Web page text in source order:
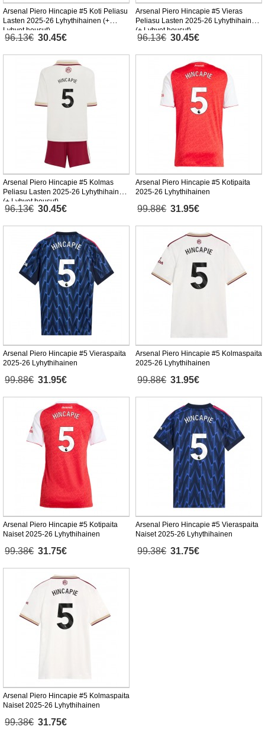
Arsenal Piero Hincapie #5 Koti Peliasu
Lasten 2025-26 Lyhythihainen (+
Lyhyet housut)
96.13€ 30.45€
Arsenal Piero Hincapie #5 Vieras
Peliasu Lasten 2025-26 Lyhythihainen
(+ Lyhyet housut)
96.13€ 30.45€
Arsenal Piero Hincapie #5 Kolmas
Peliasu Lasten 2025-26 Lyhythihainen
(+ Lyhyet housut)
96.13€ 30.45€
Arsenal Piero Hincapie #5 Kotipaita
2025-26 Lyhythihainen
99.88€ 31.95€
Arsenal Piero Hincapie #5 Vieraspaita
2025-26 Lyhythihainen
99.88€ 31.95€
Arsenal Piero Hincapie #5 Kolmaspaita
2025-26 Lyhythihainen
99.88€ 31.95€
Arsenal Piero Hincapie #5 Kotipaita
Naiset 2025-26 Lyhythihainen
99.38€ 31.75€
Arsenal Piero Hincapie #5 Vieraspaita
Naiset 2025-26 Lyhythihainen
99.38€ 31.75€
Arsenal Piero Hincapie #5 Kolmaspaita
Naiset 2025-26 Lyhythihainen
99.38€ 31.75€